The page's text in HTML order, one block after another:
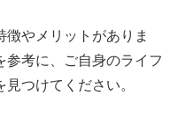
やメリットがありま
参考に、ご自身のライフ
つけてください。